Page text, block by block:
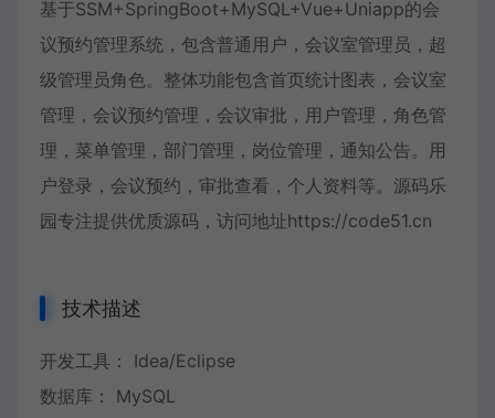
基于SSM+SpringBoot+MySQL+Vue+Uniapp的会
议预约管理系统，包含普通用户，会议室管理员，超
级管理员角色。整体功能包含首页统计图表，会议室
管理，会议预约管理，会议审批，用户管理，角色管
理，菜单管理，部门管理，岗位管理，通知公告。用
户登录，会议预约，审批查看，个人资料等。源码乐
园专注提供优质源码，访问地址https://code51.cn
技术描述
开发工具： Idea/Eclipse
数据库： MySQL